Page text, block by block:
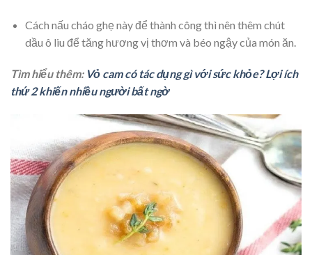
Cách nấu cháo ghẹ này để thành công thì nên thêm chút
dầu ô liu để tăng hương vị thơm và béo ngậy của món ăn.
Tìm hiểu thêm: Vỏ cam có tác dụng gì với sức khỏe? Lợi ích
thứ 2 khiến nhiều người bất ngờ